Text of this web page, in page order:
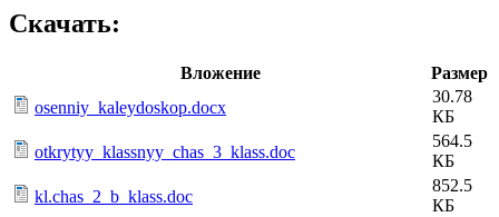
Скачать:
Вложение
Размер
osenniy_kaleydoskop.docx
30.78
КБ
otkrytyy_klassnyy_chas_3_klass.doc
564.5
КБ
kl.chas_2_b_klass.doc
852.5
КБ